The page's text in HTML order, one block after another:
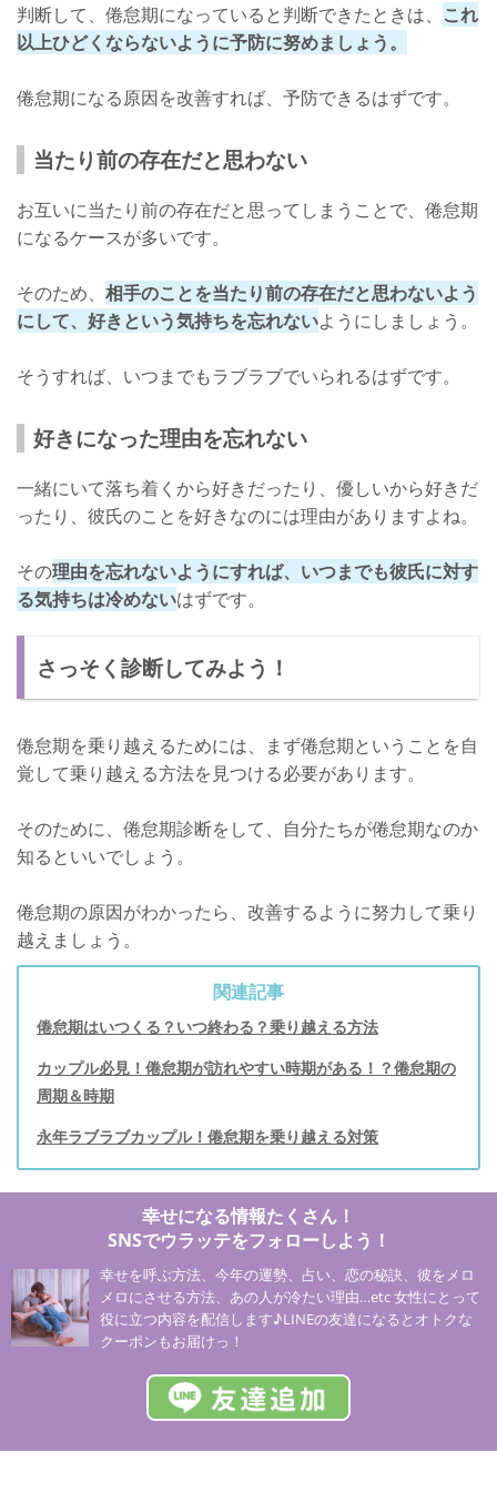
判断して、倦怠期になっていると判断できたときは、 これ
以上ひどくならないように予防に努めましょう。
倦怠期になる原因を改善すれば、予防できるはずです。
当たり前の存在だと思わない
お互いに当たり前の存在だと思ってしまうことで、倦怠期
になるケースが多いです。
そのため、 相手のことを当たり前の存在だと思わないよう
にして、好きという気持ちを忘れないようにしましょう。
そうすれば、いつまでもラブラブでいられるはずです。
好きになった理由を忘れない
一緒にいて落ち着くから好きだったり、優しいから好きだ
ったり、彼氏のことを好きなのには理由がありますよね。
その理由を忘れないようにすれば、いつまでも彼氏に対す
る気持ちは冷めないはずです。
さっそく診断してみよう！
倦怠期を乗り越えるためには、まず倦怠期ということを自
覚して乗り越える方法を見つける必要があります。
そのために、倦怠期診断をして、自分たちが倦怠期なのか
知るといいでしょう。
倦怠期の原因がわかったら、改善するように努力して乗り
越えましょう。
関連記事
倦怠期はいつくる？いつ終わる？乗り越える方法
カップル必見！倦怠期が訪れやすい時期がある！？倦怠期の
周期＆時期
永年ラブラブカップル！倦怠期を乗り越える対策
幸せになる情報たくさん！
SNSでウラッテをフォローしよう！
幸せを呼ぶ方法、今年の運勢、占い、恋の秘訣、彼をメロ
メロにさせる方法、あの人が冷たい理由…etc 女性にとって
役に立つ内容を配信します♪LINEの友達になるとオトクな
クーポンもお届けっ！